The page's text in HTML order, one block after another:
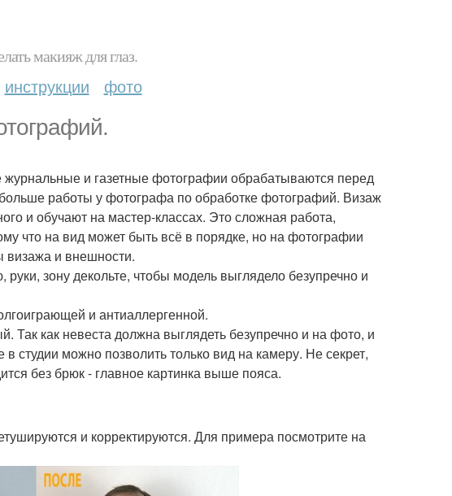
макияж для глаз.
инструкции фото
и газетные фотографии обрабатываются перед
работы у фотографа по обработке фотографий. Визаж
и обучают на мастер-классах. Это сложная работа,
что на вид может быть всё в порядке, но на фотографии
и внешности.
зону декольте, чтобы модель выглядело безупречно и
и антиаллергенной.
Так как невеста должна выглядеть безупречно и на фото, и
студии можно позволить только вид на камеру. Не секрет,
без брюк - главное картинка выше пояса.
и корректируются. Для примера посмотрите на